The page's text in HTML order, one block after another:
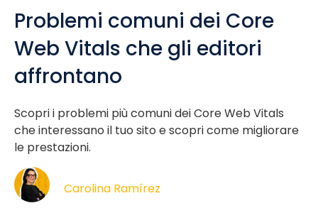
Problemi comuni dei Core
Web Vitals che gli editori
affrontano
Scopri i problemi più comuni dei Core Web Vitals
che interessano il tuo sito e scopri come migliorare
le prestazioni.
Carolina Ramírez